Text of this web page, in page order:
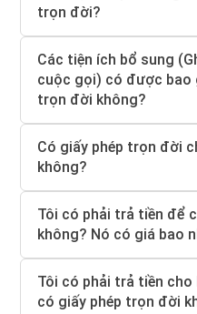
trọn đời?
Các tiện ích bổ sung
cuộc gọi) có được bao
trọn đời không?
Có giấy phép trọn đời
không?
Tôi có phải trả tiền để
không? Nó có giá bao
Tôi có phải trả tiền
có giấy phép trọn đời